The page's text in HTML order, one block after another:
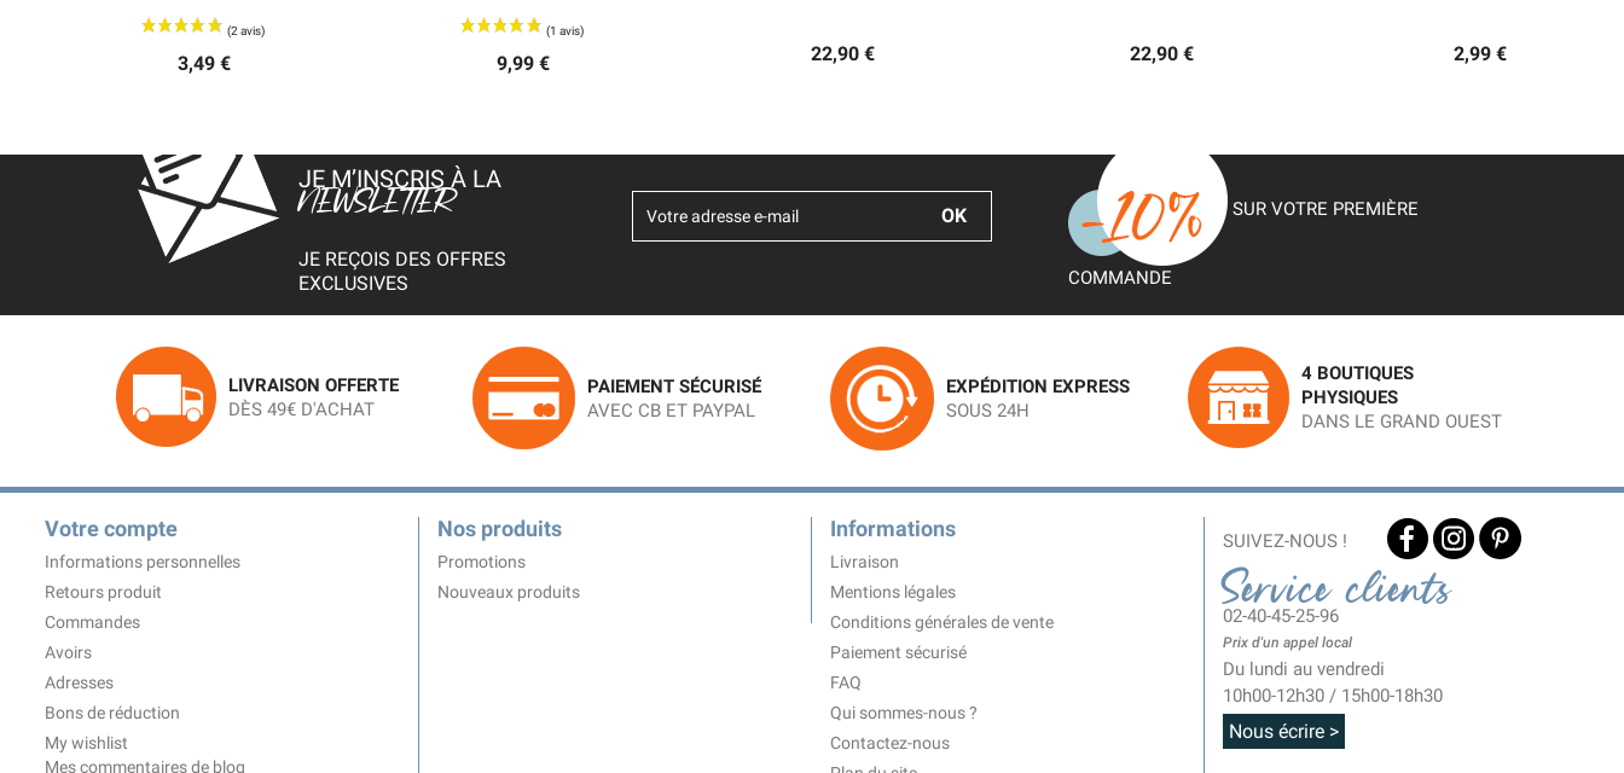
3,49 € 9,99 € 22,90 € 22,90 € 2,99 €
JE M’INSCRIS À LA
NEWSLETTER
JE REÇOIS DES OFFRES
EXCLUSIVES
SUR VOTRE PREMIÈRE
COMMANDE
LIVRAISON OFFERTE
DÈS 49€ D'ACHAT
PAIEMENT SÉCURISÉ
AVEC CB ET PAYPAL
EXPÉDITION EXPRESS
SOUS 24H
4 BOUTIQUES
PHYSIQUES
DANS LE GRAND OUEST
Votre compte
Informations personnelles
Retours produit
Commandes
Avoirs
Adresses
Bons de réduction
My wishlist
Mes commentaires de blog
Nos produits
Promotions
Nouveaux produits
Informations
Livraison
Mentions légales
Conditions générales de vente
Paiement sécurisé
FAQ
Qui sommes-nous ?
Contactez-nous
SUIVEZ-NOUS !
Service clients
02-40-45-25-96
Prix d'un appel local
Du lundi au vendredi
10h00-12h30 / 15h00-18h30
Nous écrire >